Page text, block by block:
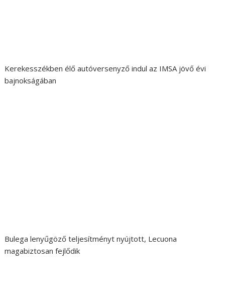
Kerekesszékben élő autóversenyző indul az IMSA jövő évi
bajnokságában
Bulega lenyűgöző teljesítményt nyújtott, Lecuona
magabiztosan fejlődik